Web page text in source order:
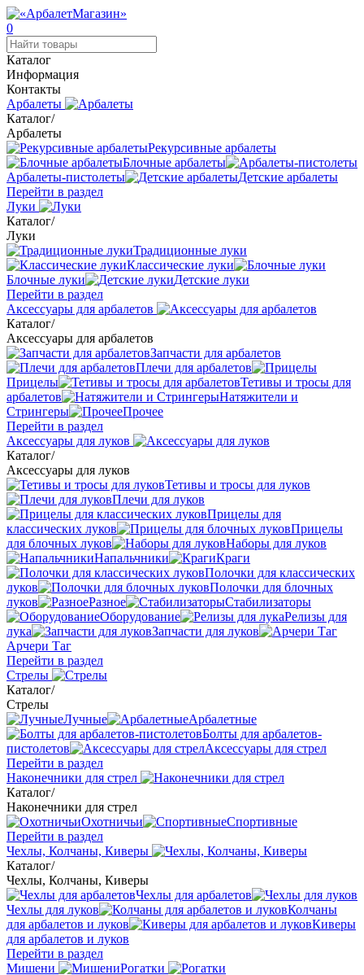
0
Каталог
Информация
Контакты
Арбалеты
Каталог/
Арбалеты
Рекурсивные арбалеты
Блочные арбалеты
Арбалеты-пистолеты
Детские арбалеты
Перейти в раздел
Луки
Каталог/
Луки
Традиционные луки
Классические луки
Блочные луки
Детские луки
Перейти в раздел
Аксессуары для арбалетов
Каталог/
Аксессуары для арбалетов
Запчасти для арбалетов
Плечи для арбалетов
Прицелы
Тетивы и тросы для
арбалетов
Натяжители и
Стрингеры
Прочее
Перейти в раздел
Аксессуары для луков
Каталог/
Аксессуары для луков
Тетивы и тросы для луков
Плечи для луков
Прицелы для
классических луков
Прицелы
для блочных луков
Наборы для луков
Напальчники
Краги
Полочки для классических
луков
Полочки для блочных
луков
Разное
Стабилизаторы
Оборудование
Релизы для
лука
Запчасти для луков
Арчери Таг
Перейти в раздел
Стрелы
Каталог/
Стрелы
Лучные
Арбалетные
Болты для арбалетов-
пистолетов
Аксессуары для стрел
Перейти в раздел
Наконечники для стрел
Каталог/
Наконечники для стрел
Охотничьи
Спортивные
Перейти в раздел
Чехлы, Колчаны, Киверы
Каталог/
Чехлы, Колчаны, Киверы
Чехлы для арбалетов
Чехлы для луков
Колчаны
для арбалетов и луков
Киверы
для арбалетов и луков
Перейти в раздел
Мишени
Рогатки